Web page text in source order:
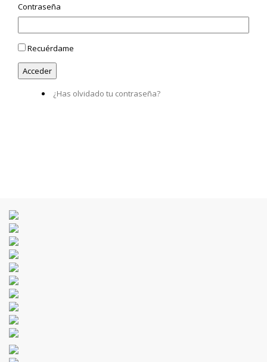
Contraseña
Recuérdame
¿Has olvidado tu contraseña?